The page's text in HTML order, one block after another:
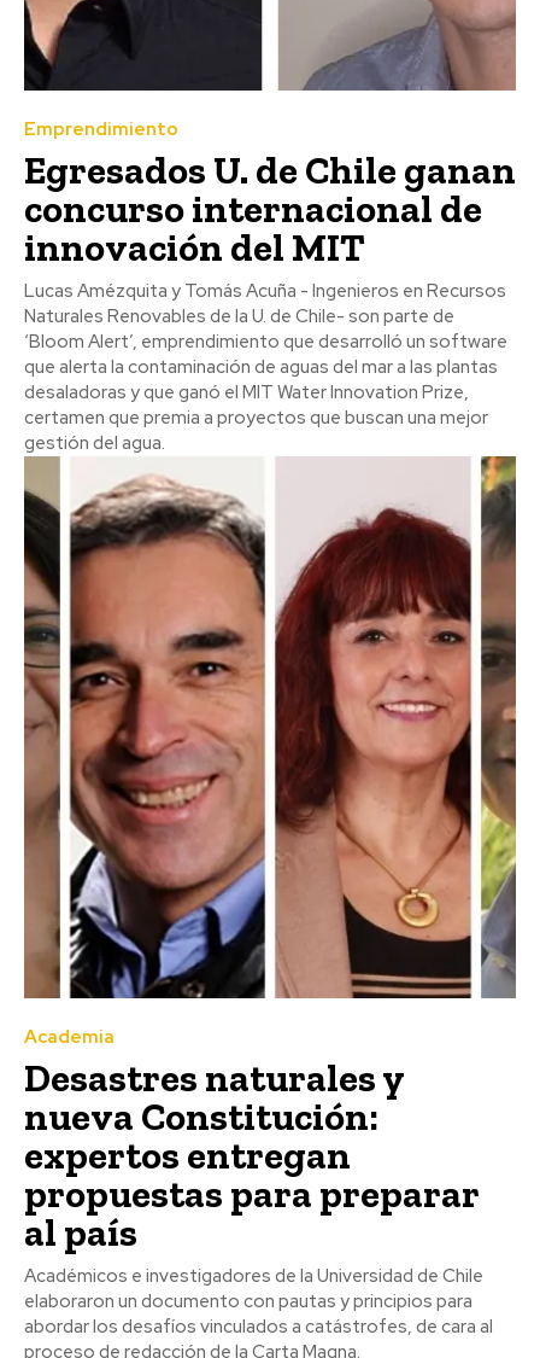
Emprendimiento
Egresados U. de Chile ganan
concurso internacional de
innovación del MIT
Lucas Amézquita y Tomás Acuña - Ingenieros en Recursos
Naturales Renovables de la U. de Chile- son parte de
‘Bloom Alert’, emprendimiento que desarrolló un software
que alerta la contaminación de aguas del mar a las plantas
desaladoras y que ganó el MIT Water Innovation Prize,
certamen que premia a proyectos que buscan una mejor
gestión del agua.
Academia
Desastres naturales y
nueva Constitución:
expertos entregan
propuestas para preparar
al país
Académicos e investigadores de la Universidad de Chile
elaboraron un documento con pautas y principios para
abordar los desafíos vinculados a catástrofes, de cara al
proceso de redacción de la Carta Magna.